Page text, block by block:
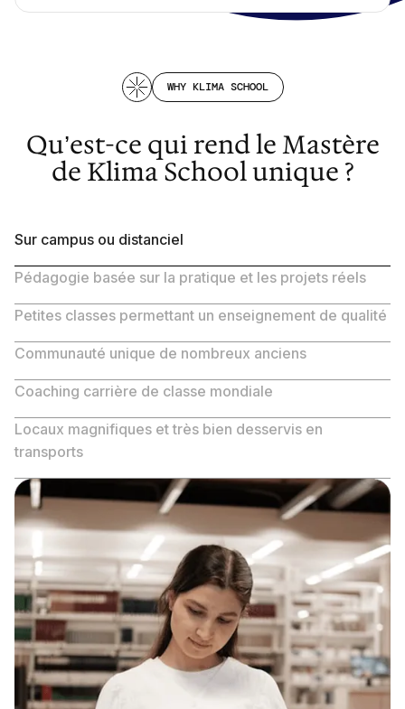
WHY KLIMA SCHOOL
Qu’est-ce qui rend le Mastère
de Klima School unique ?
Sur campus ou distanciel
Pédagogie basée sur la pratique et les projets réels
Petites classes permettant un enseignement de qualité
Communauté unique de nombreux anciens
Coaching carrière de classe mondiale
Locaux magnifiques et très bien desservis en
transports